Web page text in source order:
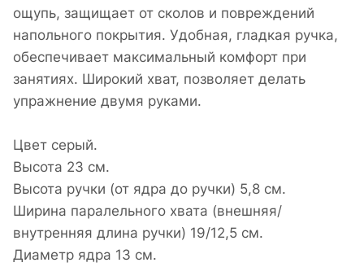
ощупь, защищает от сколов и повреждений
напольного покрытия. Удобная, гладкая ручка,
обеспечивает максимальный комфорт при
занятиях. Широкий хват, позволяет делать
упражнение двумя руками.
Цвет серый.
Высота 23 см.
Высота ручки (от ядра до ручки) 5,8 см.
Ширина паралельного хвата (внешняя/
внутренняя длина ручки) 19/12,5 см.
Диаметр ядра 13 см.